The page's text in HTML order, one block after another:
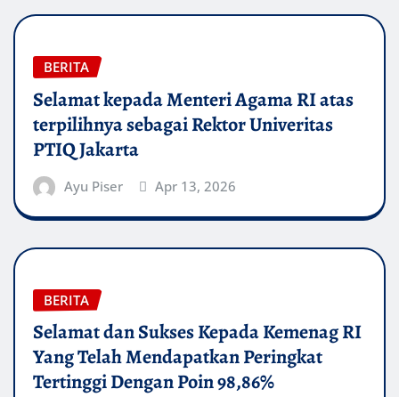
BERITA
Selamat kepada Menteri Agama RI atas
terpilihnya sebagai Rektor Univeritas
PTIQ Jakarta
Ayu Piser Apr 13, 2026
BERITA
Selamat dan Sukses Kepada Kemenag RI
Yang Telah Mendapatkan Peringkat
Tertinggi Dengan Poin 98,86%